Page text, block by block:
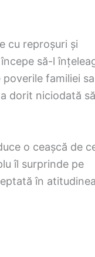
cu reproșuri și
să-l
familiei
dorit niciodată să
o ceașcă de
îl surprinde pe
în atitudinea